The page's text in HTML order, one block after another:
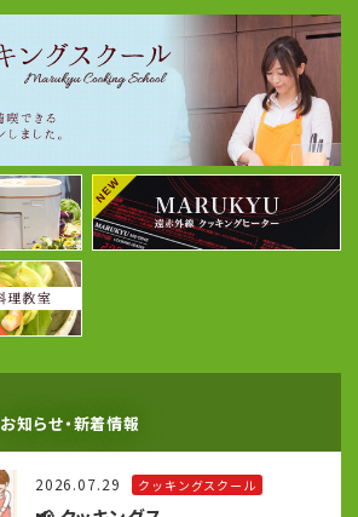
お知らせ・新着情報
2026.07.29 クッキングスクール